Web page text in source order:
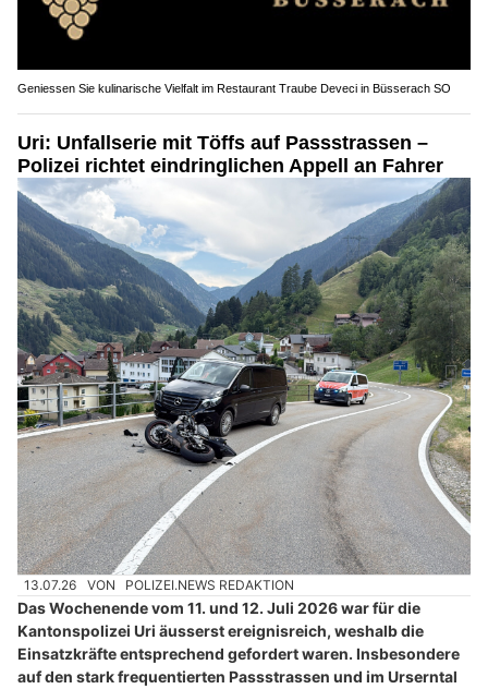
Geniessen Sie kulinarische Vielfalt im Restaurant Traube Deveci in Büsserach SO
Uri: Unfallserie mit Töffs auf Passstrassen –
Polizei richtet eindringlichen Appell an Fahrer
13.07.26 VON POLIZEI.NEWS REDAKTION
Das Wochenende vom 11. und 12. Juli 2026 war für die
Kantonspolizei Uri äusserst ereignisreich, weshalb die
Einsatzkräfte entsprechend gefordert waren. Insbesondere
auf den stark frequentierten Passstrassen und im Urserntal